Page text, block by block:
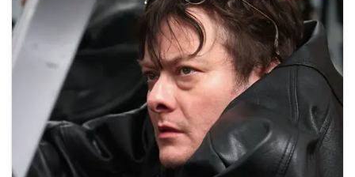
negara yang masih belum reda sepenuhnya, pihak
kerajaan memutuskan majlis mesyuarat pertama,
penggal ketiga, Parlimen ke-14 yang berlangsung
selama sehari pada 18 Mei dipinda,”katanya.
MATI PUCUK? DAPAT RAWATAN SEGERA… KLIK
Sebelum ini, kerajaan memaklumkan, ada tiga usul akan
dibawa pada persidangan Isnin ini, iaitu Rang Undang-